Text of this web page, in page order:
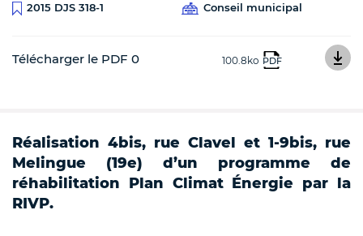
2015 DJS 318-1
Conseil municipal
Télécharger le PDF 0 100.8ko PDF
Réalisation 4bis, rue Clavel et 1-9bis, rue
Melingue (19e) d’un programme de
réhabilitation Plan Climat Énergie par la
RIVP.